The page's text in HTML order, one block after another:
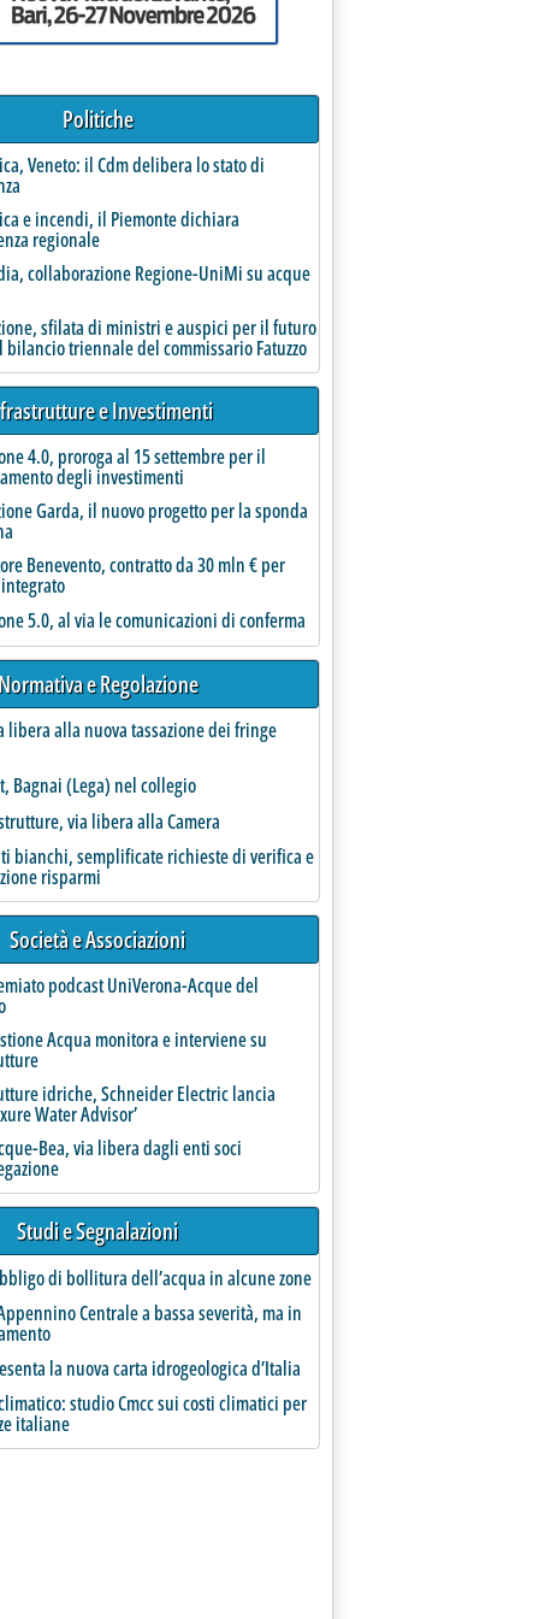
tariffa idrica, emendamenti al DL Fiscale'
Mase'
Settentrionale, progetto di variante mappe di pericolosità da
Politiche
Veneto: il Cdm delibera lo stato di
e incendi, il Piemonte dichiara
regionale
collaborazione Regione-UniMi su acque
sfilata di ministri e auspici per il futuro
bilancio triennale del commissario Fatuzzo
e Investimenti
4.0, proroga al 15 settembre per il
degli investimenti
Garda, il nuovo progetto per la sponda
Benevento, contratto da 30 mln € per
5.0, al via le comunicazioni di conferma
Normativa e Regolazione
libera alla nuova tassazione dei fringe
Bagnai (Lega) nel collegio
via libera alla Camera
bianchi, semplificate richieste di verifica e
risparmi
Società e Associazioni
podcast UniVerona-Acque del
Acqua monitora e interviene su
idriche, Schneider Electric lancia
Water Advisor’
Bea, via libera dagli enti soci
Studi e Segnalazioni
di bollitura dell’acqua in alcune zone
Centrale a bassa severità, ma in
la nuova carta idrogeologica d’Italia
studio Cmcc sui costi climatici per
italiane